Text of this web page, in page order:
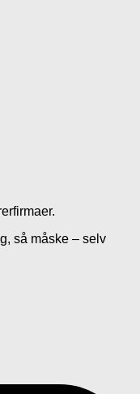
så måske – selv